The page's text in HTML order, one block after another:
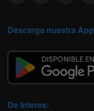
Descarga nuestra App
De Interes: